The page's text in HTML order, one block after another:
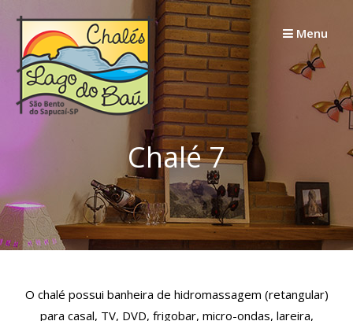
content
Menu
Chalé 7
O chalé possui banheira de hidromassagem (retangular)
para casal, TV, DVD, frigobar, micro-ondas, lareira,